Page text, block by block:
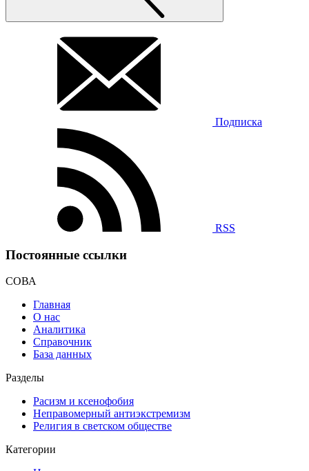
Подписка
RSS
Постоянные ссылки
СОВА
Главная
О нас
Аналитика
Справочник
База данных
Разделы
Расизм и ксенофобия
Неправомерный антиэкстремизм
Религия в светском обществе
Категории